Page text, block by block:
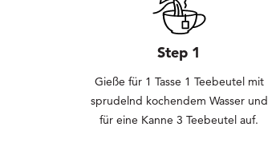
Step 1
Gieße für 1 Tasse 1 Teebeutel mit
sprudelnd kochendem Wasser und
für eine Kanne 3 Teebeutel auf.